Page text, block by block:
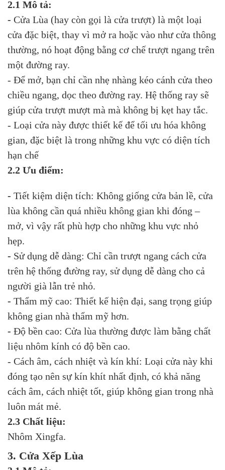
2.1 Mô tả:
- Cửa Lùa (hay còn gọi là cửa trượt) là một loại
cửa đặc biệt, thay vì mở ra hoặc vào như cửa thông
thường, nó hoạt động bằng cơ chế trượt ngang trên
một đường ray.
- Để mở, bạn chỉ cần nhẹ nhàng kéo cánh cửa theo
chiều ngang, dọc theo đường ray. Hệ thống ray sẽ
giúp cửa trượt mượt mà mà không bị kẹt hay tắc.
- Loại cửa này được thiết kế để tối ưu hóa không
gian, đặc biệt là trong những khu vực có diện tích
hạn chế
2.2 Ưu điểm:
- Tiết kiệm diện tích: Không giống cửa bản lề, cửa
lùa không cần quá nhiều không gian khi đóng –
mở, vì vậy rất phù hợp cho những khu vực nhỏ
hẹp.
- Sử dụng dễ dàng: Chỉ cần trượt ngang cách cửa
trên hệ thống đường ray, sử dụng dễ dàng cho cả
người già lẫn trẻ nhỏ.
- Thẩm mỹ cao: Thiết kế hiện đại, sang trọng giúp
không gian nhà thẩm mỹ hơn.
- Độ bền cao: Cửa lùa thường được làm bằng chất
liệu nhôm kính có độ bền cao.
- Cách âm, cách nhiệt và kín khí: Loại cửa này khi
đóng tạo nên sự kín khít nhất định, có khả năng
cách âm, cách nhiệt tốt, giúp không gian trong nhà
luôn mát mẻ.
2.3 Chất liệu:
Nhôm Xingfa.
3. Cửa Xếp Lùa